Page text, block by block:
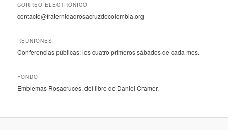
CORREO ELECTRÓNICO
contacto@fraternidadrosacruzdecolombia.org
REUNIONES:
Conferencias públicas: los cuatro primeros sábados de cada mes.
FONDO
Emblemas Rosacruces, del libro de Daniel Cramer.